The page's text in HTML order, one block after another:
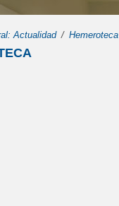
Actualidad Hemeroteca